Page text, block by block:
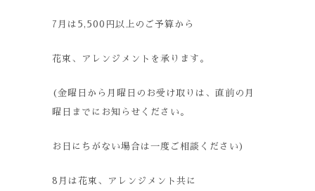
7 月は 5,500 円以上のご予算から
花束、アレンジメントを承ります。
(金曜日から月曜日のお受け取りは、直前の月
曜日までにお知らせください。
お日にちがない場合は一度ご相談ください)
8 月は花束、アレンジメント共に